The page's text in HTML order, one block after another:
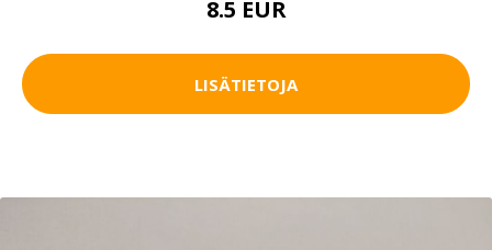
8.5 EUR
LISÄTIETOJA